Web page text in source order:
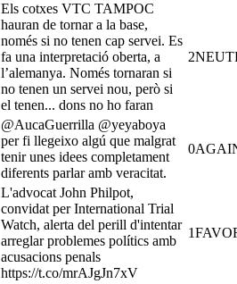
Els cotxes VTC TAMPOC
hauran de tornar a la base,
només si no tenen cap servei. Es
fa una interpretació oberta, a
l’alemanya. Només tornaran si
no tenen un servei nou, però si
el tenen... dons no ho faran
2
@AucaGuerrilla @yeyaboya
per fi llegeixo algú que malgrat
tenir unes idees completament
diferents parlar amb veracitat.
0
L'advocat John Philpot,
convidat per International Trial
Watch, alerta del perill d'intentar
arreglar problemes polítics amb
acusacions penals
https://t.co/mrAJgJn7xV
1